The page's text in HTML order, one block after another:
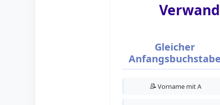
Gleicher
📝Vorname mit A